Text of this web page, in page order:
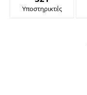
Υποστηρικτές